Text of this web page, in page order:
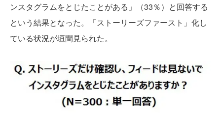
ンスタグラムをとじたことがある」（33％）と回答する
という結果となった。「ストーリーズファースト」化し
ている状況が垣間見られた。